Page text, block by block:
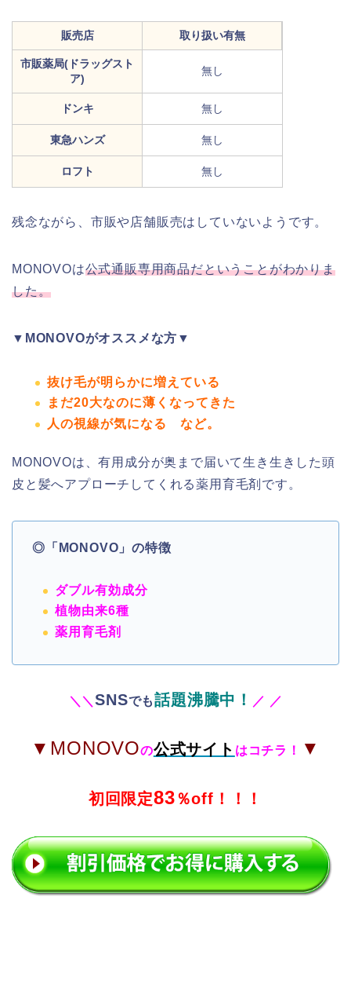
販売店 取り扱い有無
市販薬局(ドラッグスト
ア)
無し
ドンキ 無し
東急ハンズ 無し
ロフト 無し
残念ながら、市販や店舗販売はしていないようです。
MONOVOは公式通販専用商品だということがわかりま
した。
▼MONOVOがオススメな方▼
抜け毛が明らかに増えている
まだ20大なのに薄くなってきた
人の視線が気になる など。
MONOVOは、有用成分が奥まで届いて生き生きした頭
皮と髪へアプローチしてくれる薬用育毛剤です。
◎「MONOVO」の特徴
ダブル有効成分
植物由来6種
薬用育毛剤
＼ ＼SNSでも話題沸騰中！ ／ ／
▼MONOVOの公式サイト はコチラ！ ▼
初回限定83 ％off！！！